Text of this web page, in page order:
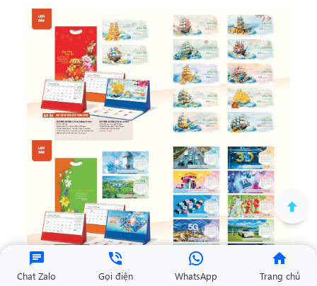
Chat Zalo Gọi điện WhatsApp Trang chủ